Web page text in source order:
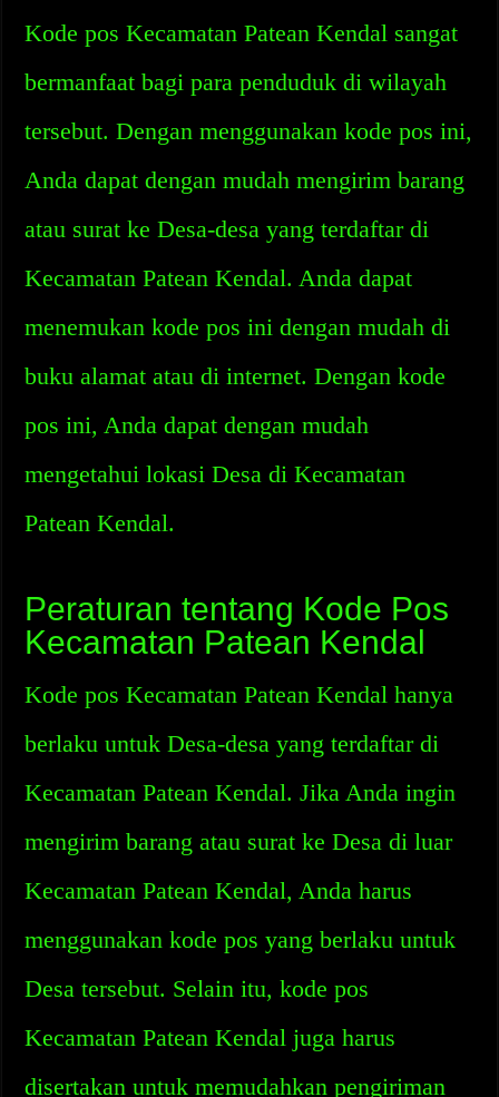
Kode pos Kecamatan Patean Kendal sangat
bermanfaat bagi para penduduk di wilayah
tersebut. Dengan menggunakan kode pos ini,
Anda dapat dengan mudah mengirim barang
atau surat ke Desa-desa yang terdaftar di
Kecamatan Patean Kendal. Anda dapat
menemukan kode pos ini dengan mudah di
buku alamat atau di internet. Dengan kode
pos ini, Anda dapat dengan mudah
mengetahui lokasi Desa di Kecamatan
Patean Kendal.
Peraturan tentang Kode Pos
Kecamatan Patean Kendal
Kode pos Kecamatan Patean Kendal hanya
berlaku untuk Desa-desa yang terdaftar di
Kecamatan Patean Kendal. Jika Anda ingin
mengirim barang atau surat ke Desa di luar
Kecamatan Patean Kendal, Anda harus
menggunakan kode pos yang berlaku untuk
Desa tersebut. Selain itu, kode pos
Kecamatan Patean Kendal juga harus
disertakan untuk memudahkan pengiriman